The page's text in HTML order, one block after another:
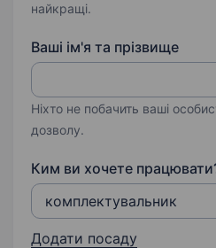
найкращі.
Ваші ім'я та прізвище
Ніхто не побачить ваші
дозволу.
Ким ви хочете
Додати посаду